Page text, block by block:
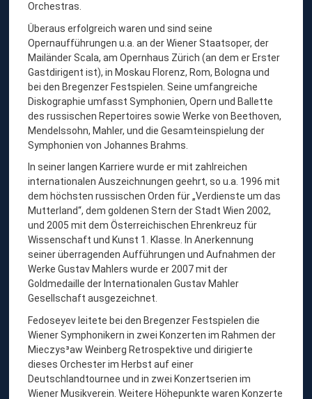
Orchestras.
Überaus erfolgreich waren und sind seine
Opernaufführungen u.a. an der Wiener Staatsoper, der
Mailänder Scala, am Opernhaus Zürich (an dem er Erster
Gastdirigent ist), in Moskau Florenz, Rom, Bologna und
bei den Bregenzer Festspielen. Seine umfangreiche
Diskographie umfasst Symphonien, Opern und Ballette
des russischen Repertoires sowie Werke von Beethoven,
Mendelssohn, Mahler, und die Gesamteinspielung der
Symphonien von Johannes Brahms.
In seiner langen Karriere wurde er mit zahlreichen
internationalen Auszeichnungen geehrt, so u.a. 1996 mit
dem höchsten russischen Orden für „Verdienste um das
Mutterland“, dem goldenen Stern der Stadt Wien 2002,
und 2005 mit dem Österreichischen Ehrenkreuz für
Wissenschaft und Kunst 1. Klasse. In Anerkennung
seiner überragenden Aufführungen und Aufnahmen der
Werke Gustav Mahlers wurde er 2007 mit der
Goldmedaille der Internationalen Gustav Mahler
Gesellschaft ausgezeichnet.
Fedoseyev leitete bei den Bregenzer Festspielen die
Wiener Symphonikern in zwei Konzerten im Rahmen der
Mieczys³aw Weinberg Retrospektive und dirigierte
dieses Orchester im Herbst auf einer
Deutschlandtournee und in zwei Konzertserien im
Wiener Musikverein. Weitere Höhepunkte waren Konzerte